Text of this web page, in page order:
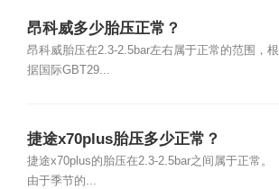
昂科威多少胎压正常？
昂科威胎压在2.3-2.5bar左右属于正常的范围，根
据国际GBT29...
捷途x70plus胎压多少正常？
捷途x70plus的胎压在2.3-2.5bar之间属于正常。
由于季节的...